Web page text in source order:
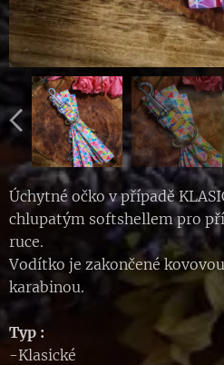
Úchytné očko v případě
chlupatým softshellem pro
ruce.
Vodítko je zakončené
karabinou.
Typ :
-Klasické